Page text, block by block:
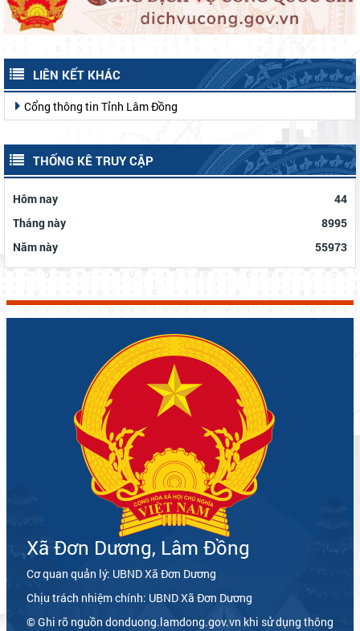
LIÊN KẾT KHÁC
Cổng thông tin Tỉnh Lâm Đồng
THỐNG KÊ TRUY CẬP
Hôm nay
44
Tháng này
8995
Năm này
55973
Xã Đơn Dương, Lâm Đồng
Cơ quan quản lý: UBND Xã Đơn Dương
Chịu trách nhiệm chính: UBND Xã Đơn Dương
© Ghi rõ nguồn donduong.lamdong.gov.vn khi sử dụng thông